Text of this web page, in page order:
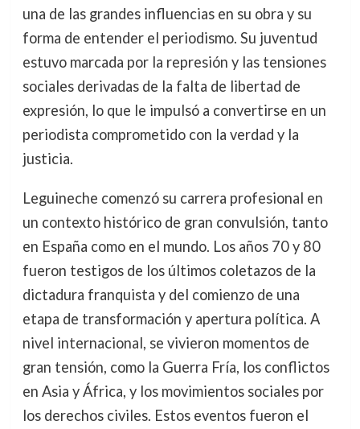
una de las grandes influencias en su obra y su
forma de entender el periodismo. Su juventud
estuvo marcada por la represión y las tensiones
sociales derivadas de la falta de libertad de
expresión, lo que le impulsó a convertirse en un
periodista comprometido con la verdad y la
justicia.
Leguineche comenzó su carrera profesional en
un contexto histórico de gran convulsión, tanto
en España como en el mundo. Los años 70 y 80
fueron testigos de los últimos coletazos de la
dictadura franquista y del comienzo de una
etapa de transformación y apertura política. A
nivel internacional, se vivieron momentos de
gran tensión, como la Guerra Fría, los conflictos
en Asia y África, y los movimientos sociales por
los derechos civiles. Estos eventos fueron el